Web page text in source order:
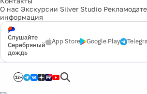
О нас Экскурсии Silver Studio
информация
Слушайте
Серебряный
дождь
App Store Google Play
12+